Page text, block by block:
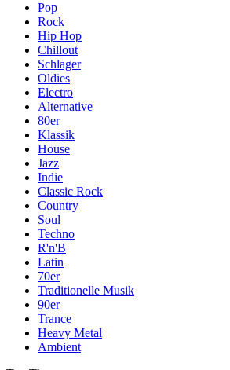
Pop
Rock
Hip Hop
Chillout
Schlager
Oldies
Electro
Alternative
80er
Klassik
House
Jazz
Indie
Classic Rock
Country
Soul
Techno
R'n'B
Latin
70er
Traditionelle Musik
90er
Trance
Heavy Metal
Ambient